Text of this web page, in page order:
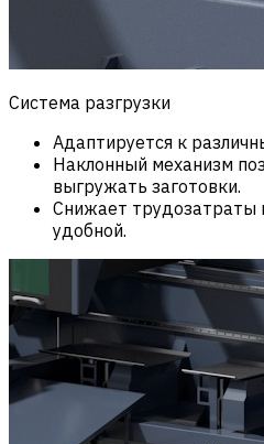
Система разгрузки
Адаптируется к
Наклонный механизм
выгружать заготовки.
Снижает трудозатраты
удобной.